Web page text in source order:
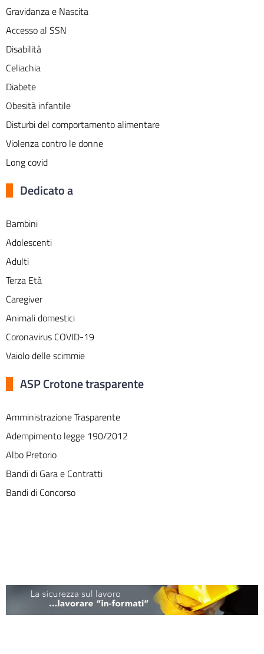
Gravidanza e Nascita
Accesso al SSN
Disabilità
Celiachia
Diabete
Obesità infantile
Disturbi del comportamento alimentare
Violenza contro le donne
Long covid
Dedicato a
Bambini
Adolescenti
Adulti
Terza Età
Caregiver
Animali domestici
Coronavirus COVID-19
Vaiolo delle scimmie
ASP Crotone trasparente
Amministrazione Trasparente
Adempimento legge 190/2012
Albo Pretorio
Bandi di Gara e Contratti
Bandi di Concorso